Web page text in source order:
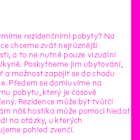
rezidenčními pobyty? Na
chceme zvát nejrůznější
a to ne nutně pouze vizuální
kyně. Poskytneme jim ubytování,
a možnost zapojit se do chodu
Předem se domluvíme na
pobytu, který je časově
Rezidence může být tvůrčí
náš host/ka může pomoci hledat
na otázky, u kterých
pohled zvenčí.